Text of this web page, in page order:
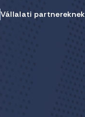
Vállalati partnereknek